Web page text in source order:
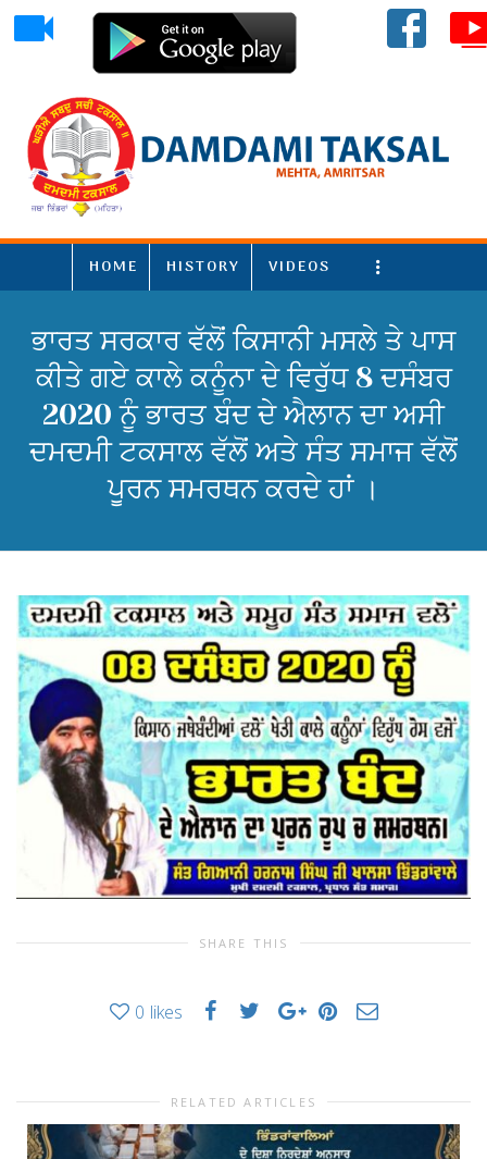
HOME HISTORY VIDEOS More
ਭਾਰਤ ਸਰਕਾਰ ਵੱਲੋਂ ਕਿਸਾਨੀ ਮਸਲੇ ਤੇ ਪਾਸ
ਕੀਤੇ ਗਏ ਕਾਲੇ ਕਨੂੰਨਾ ਦੇ ਵਿਰੁੱਧ 8 ਦਸੰਬਰ
2020 ਨੂੰ ਭਾਰਤ ਬੰਦ ਦੇ ਐਲਾਨ ਦਾ ਅਸੀ
ਦਮਦਮੀ ਟਕਸਾਲ ਵੱਲੋਂ ਅਤੇ ਸੰਤ ਸਮਾਜ ਵੱਲੋਂ
ਪੂਰਨ ਸਮਰਥਨ ਕਰਦੇ ਹਾਂ ।
SHARE THIS
0 likes
RELATED ARTICLES